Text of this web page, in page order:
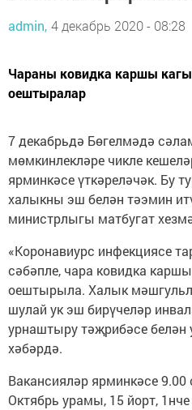
admin, 4 декабрь 2020 - 08:28
Чараны ковидка каршы
оештыралар
7 декабрьдә Бөгелмәдә
мөмкинлекләре чикле
ярминкәсе үткәреләчәк. Бу
халыкны эш белән тәэмин
министрлыгы матбугат
«Коронавиурс инфекциясе
сәбәпле, чара ковидка
оештырыла. Халык
шулай ук эш бирүчеләр
урнаштыру тәҗрибәсе белән
хәбәрдә.
Вакансияләр ярминкәсе 9.00
Октябрь урамы, 15 йорт,